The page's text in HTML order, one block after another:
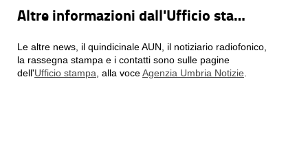
Altre informazioni dall'Ufficio stampa
Le altre news, il quindicinale AUN, il notiziario radiofonico,
la rassegna stampa e i contatti sono sulle pagine
dell'Ufficio stampa , alla voceAgenzia Umbria Notizie